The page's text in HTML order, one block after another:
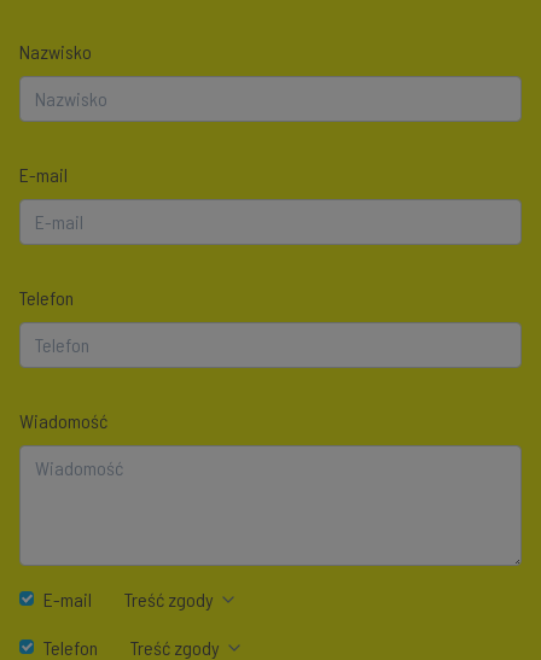
Nazwisko
E-mail
Telefon
Wiadomość
E-mail Treść zgody
Telefon Treść zgody